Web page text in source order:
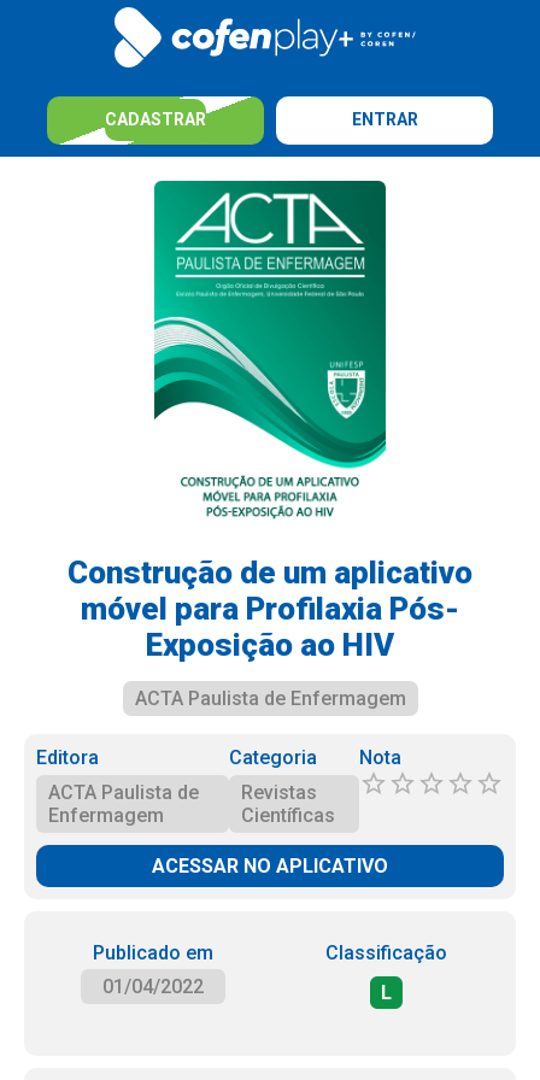
CADASTRAR ENTRAR
Construção de um aplicativo
móvel para Profilaxia Pós-
Exposição ao HIV
ACTA Paulista de Enfermagem
Editora
ACTA Paulista de
Enfermagem
Categoria
Revistas
Científicas
Nota
ACESSAR NO APLICATIVO
Publicado em
01/04/2022
Classificação
L